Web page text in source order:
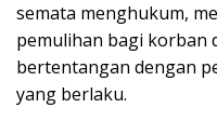
semata menghukum,
pemulihan bagi korban
bertentangan dengan
yang berlaku.